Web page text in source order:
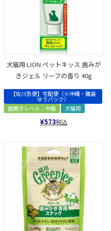
犬猫用 LION ペットキッス 歯みが
きジェル リーフの香り 40g
【佐川急便】宅配便（※沖縄・離島
ゆうパック）
歯磨きレベル：中級
犬猫用
¥573税込